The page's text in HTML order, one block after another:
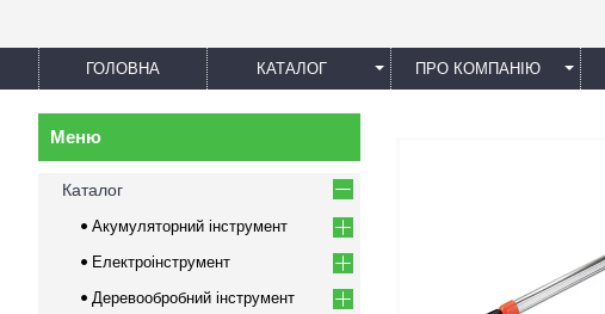
ГОЛОВНА КАТАЛОГ ПРО КОМПАНІЮ
Каталог
Акумуляторний інструмент
Електроінструмент
Деревообробний інструмент